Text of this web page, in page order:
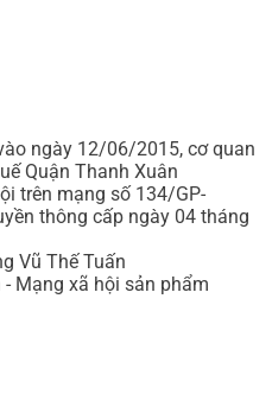
ngày 12/06/2015, cơ quan
Quận Thanh Xuân
trên mạng số 134/GP-
thông cấp ngày 04 tháng
Vũ Thế Tuấn
Mạng xã hội sản phẩm